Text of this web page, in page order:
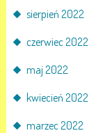
sierpień 2022
czerwiec 2022
maj 2022
kwiecień 2022
marzec 2022